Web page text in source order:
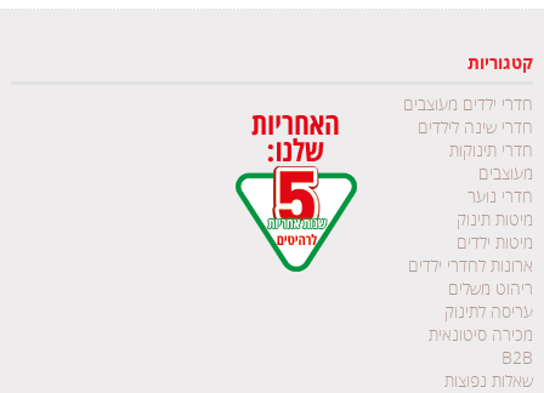
קטגוריות
חדרי ילדים מעוצבים
חדרי שינה לילדים
חדרי תינוקות
מעוצבים
חדרי נוער
מיטות תינוק
מיטות ילדים
ארונות לחדרי ילדים
ריהוט משלים
עריסה לתינוק
מכירה סיטונאית
B2B
שאלות נפוצות